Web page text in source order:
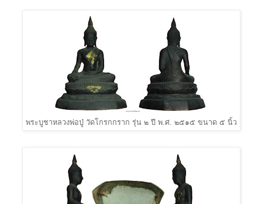
พระบูชาหลวงพ่อปู่ วัดโกรกกราก รุ่น ๒ ปี พ.ศ. ๒๕๑๕ ขนาด ๕ นิ้ว